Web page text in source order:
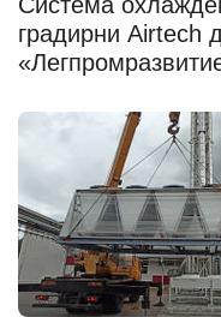
градирни Airtech